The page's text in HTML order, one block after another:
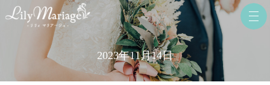
2023年11月14日